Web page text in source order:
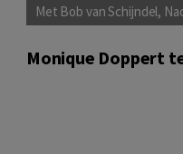
Met Bob van Schijndel,
Monique Doppert